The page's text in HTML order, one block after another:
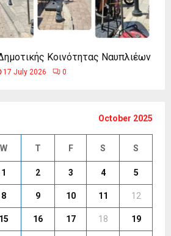
Κοινότητας Ναυπλιέων
17 July 2026 0
October 2025
W T F S S
1 2 3 4 5
8 9 10 11 12
15 16 17 18 19